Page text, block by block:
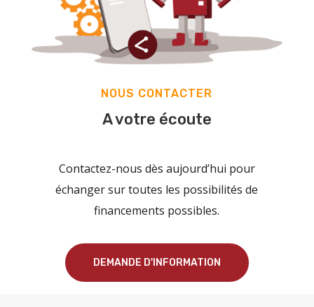
NOUS CONTACTER
A votre écoute
Contactez-nous dès aujourd’hui pour
échanger sur toutes les possibilités de
financements possibles.
DEMANDE D'INFORMATION